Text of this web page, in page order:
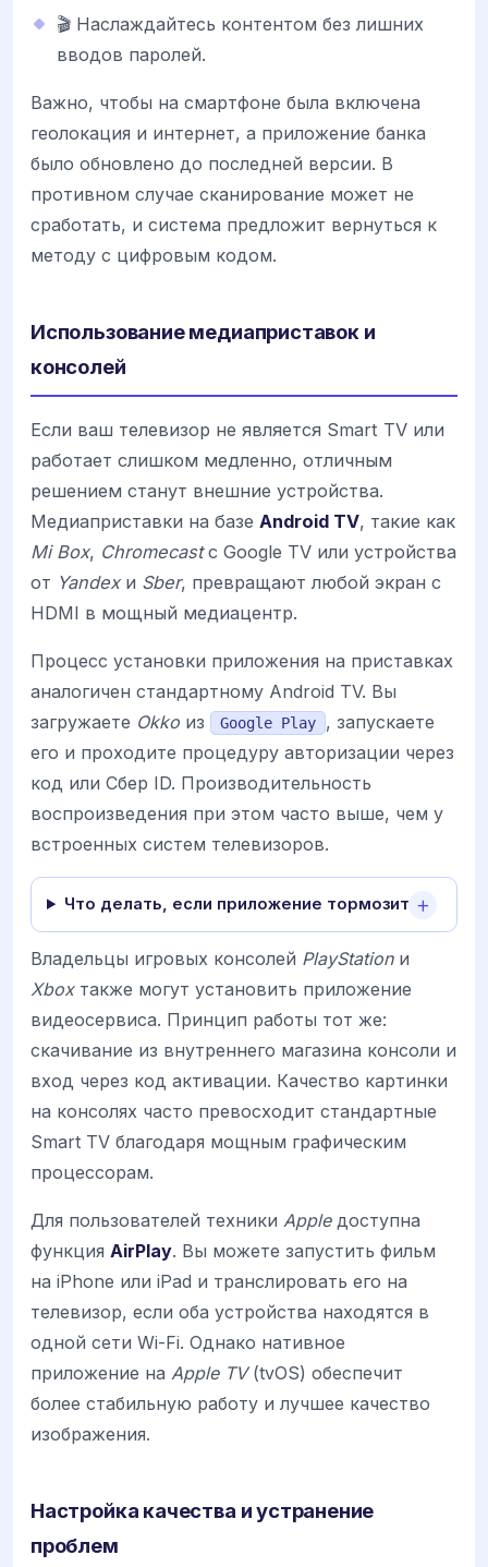
🎬 Наслаждайтесь контентом без лишних
вводов паролей.
Важно, чтобы на смартфоне была включена
геолокация и интернет, а приложение банка
было обновлено до последней версии. В
противном случае сканирование может не
сработать, и система предложит вернуться к
методу с цифровым кодом.
Использование медиаприставок и
консолей
Если ваш телевизор не является Smart TV или
работает слишком медленно, отличным
решением станут внешние устройства.
Медиаприставки на базе Android TV, такие как
Mi Box, Chromecastс Google TV или устройства
от Yandexи Sber, превращают любой экран с
HDMI в мощный медиацентр.
Процесс установки приложения на приставках
аналогичен стандартному Android TV. Вы
загружаете Okko из Google Play
, запускаете
его и проходите процедуру авторизации через
код или Сбер ID. Производительность
воспроизведения при этом часто выше, чем у
встроенных систем телевизоров.
Что делать, если приложение тормозит?
Владельцы игровых консолей PlayStationи
Xboxтакже могут установить приложение
видеосервиса. Принцип работы тот же:
скачивание из внутреннего магазина консоли и
вход через код активации. Качество картинки
на консолях часто превосходит стандартные
Smart TV благодаря мощным графическим
процессорам.
Для пользователей техники Appleдоступна
функция AirPlay. Вы можете запустить фильм
на iPhone или iPad и транслировать его на
телевизор, если оба устройства находятся в
одной сети Wi-Fi. Однако нативное
приложение на Apple TV(tvOS) обеспечит
более стабильную работу и лучшее качество
изображения.
Настройка качества и устранение
проблем